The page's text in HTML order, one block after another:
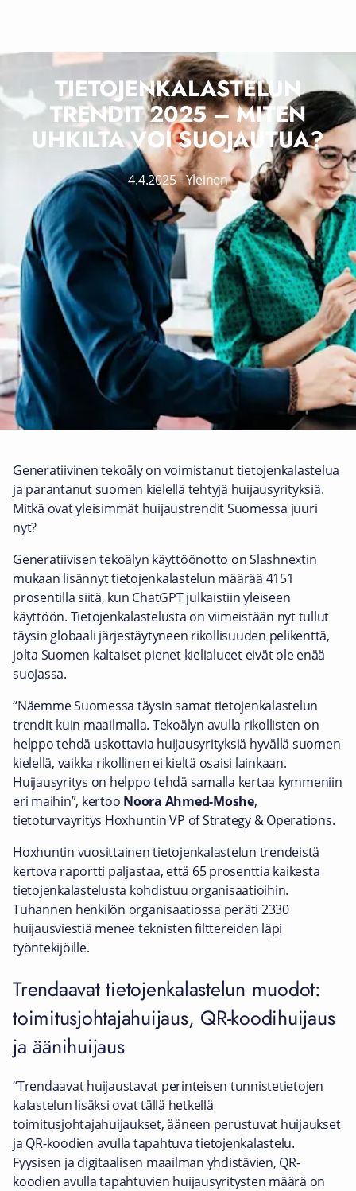
TIETOJENKALASTELUN
TRENDIT 2025 – MITEN
UHKILTA VOI SUOJAUTUA?
4.4.2025- Yleinen
Generatiivinen tekoäly on voimistanut tietojenkalastelua
ja parantanut suomen kielellä tehtyjä huijausyrityksiä.
Mitkä ovat yleisimmät huijaustrendit Suomessa juuri
nyt?
Generatiivisen tekoälyn käyttöönotto on Slashnextin
mukaan lisännyt tietojenkalastelun määrää 4151
prosentilla siitä, kun ChatGPT julkaistiin yleiseen
käyttöön. Tietojenkalastelusta on viimeistään nyt tullut
täysin globaali järjestäytyneen rikollisuuden pelikenttä,
jolta Suomen kaltaiset pienet kielialueet eivät ole enää
suojassa.
“Näemme Suomessa täysin samat tietojenkalastelun
trendit kuin maailmalla. Tekoälyn avulla rikollisten on
helppo tehdä uskottavia huijausyrityksiä hyvällä suomen
kielellä, vaikka rikollinen ei kieltä osaisi lainkaan.
Huijausyritys on helppo tehdä samalla kertaa kymmeniin
eri maihin”, kertoo Noora Ahmed-Moshe,
tietoturvayritys Hoxhuntin VP of Strategy & Operations.
Hoxhuntin vuosittainen tietojenkalastelun trendeistä
kertova raportti paljastaa, että 65 prosenttia kaikesta
tietojenkalastelusta kohdistuu organisaatioihin.
Tuhannen henkilön organisaatiossa peräti 2330
huijausviestiä menee teknisten filttereiden läpi
työntekijöille.
Trendaavat tietojenkalastelun muodot:
toimitusjohtajahuijaus, QR-koodihuijaus
ja äänihuijaus
“Trendaavat huijaustavat perinteisen tunnistetietojen
kalastelun lisäksi ovat tällä hetkellä
toimitusjohtajahuijaukset, ääneen perustuvat huijaukset
ja QR-koodien avulla tapahtuva tietojenkalastelu.
Fyysisen ja digitaalisen maailman yhdistävien, QR-
koodien avulla tapahtuvien huijausyritysten määrä on